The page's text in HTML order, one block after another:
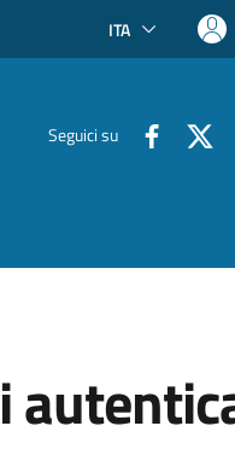
ITA
Seguici su